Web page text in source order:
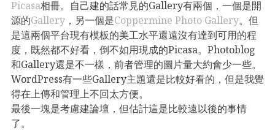
Picasa相冊。自己建的話常見的Gallery有兩個，一個是開
源的Gallery ，另一個是Coppermine Photo Gallery。但
是這兩個平台現有模板的美工水平還遠沒有達到可用的程
度，既然都不好看，倒不如用現成的Picasa。Photoblog
和Gallery還是不一樣，前者管理的圖片量大約會少一些。
WordPress有一些Gallery主題還是比較好看的，但是我覺
得在上傳和管理上不回太方便。
最後一塊是考慮建論壇，但估計這是比較遠以後的事情
了。